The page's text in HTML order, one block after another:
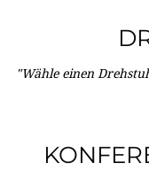
"Wähle einen